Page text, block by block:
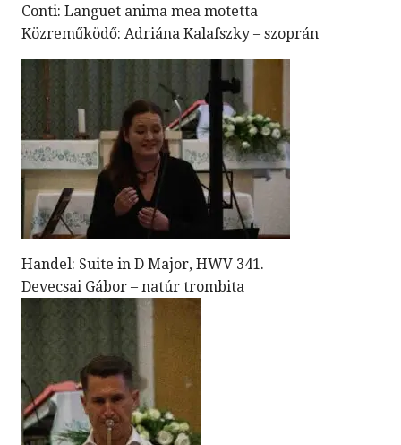
Conti: Languet anima mea motetta
Közreműködő: Adriána Kalafszky – szoprán
Handel: Suite in D Major, HWV 341.
Devecsai Gábor – natúr trombita